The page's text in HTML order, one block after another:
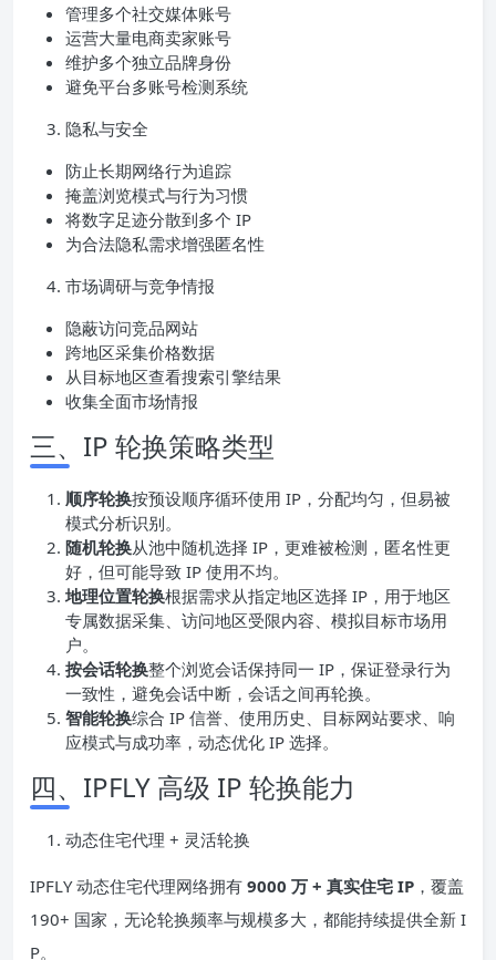
管理多个社交媒体账号
运营大量电商卖家账号
维护多个独立品牌身份
避免平台多账号检测系统
隐私与安全
防止长期网络行为追踪
掩盖浏览模式与行为习惯
将数字足迹分散到多个 IP
为合法隐私需求增强匿名性
市场调研与竞争情报
隐蔽访问竞品网站
跨地区采集价格数据
从目标地区查看搜索引擎结果
收集全面市场情报
三、IP 轮换策略类型
顺序轮换按预设顺序循环使用 IP，分配均匀，但易被
模式分析识别。
随机轮换从池中随机选择 IP，更难被检测，匿名性更
好，但可能导致 IP 使用不均。
地理位置轮换根据需求从指定地区选择 IP，用于地区
专属数据采集、访问地区受限内容、模拟目标市场用
户。
按会话轮换整个浏览会话保持同一 IP，保证登录行为
一致性，避免会话中断，会话之间再轮换。
智能轮换综合 IP 信誉、使用历史、目标网站要求、响
应模式与成功率，动态优化 IP 选择。
四、IPFLY 高级 IP 轮换能力
动态住宅代理 + 灵活轮换
IPFLY 动态住宅代理网络拥有 9000 万 + 真实住宅 IP ，覆盖
190+ 国家，无论轮换频率与规模多大，都能持续提供全新 I
P。